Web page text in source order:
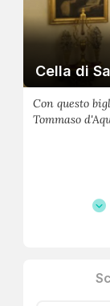
Cella di
Con questo
Tommaso